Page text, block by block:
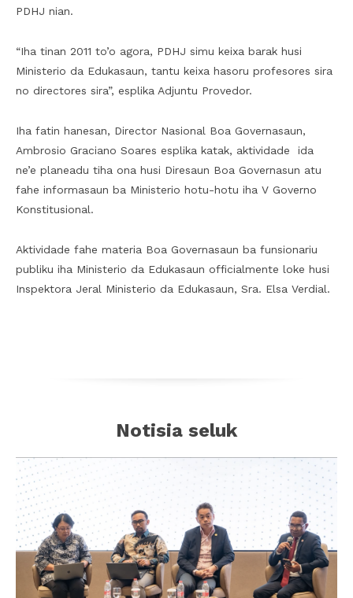
PDHJ nian.
“Iha tinan 2011 to’o agora, PDHJ simu keixa barak husi
Ministerio da Edukasaun, tantu keixa hasoru profesores sira
no directores sira”, esplika Adjuntu Provedor.
Iha fatin hanesan, Director Nasional Boa Governasaun,
Ambrosio Graciano Soares esplika katak, aktividade ida
ne’e planeadu tiha ona husi Diresaun Boa Governasun atu
fahe informasaun ba Ministerio hotu-hotu iha V Governo
Konstitusional.
Aktividade fahe materia Boa Governasaun ba funsionariu
publiku iha Ministerio da Edukasaun officialmente loke husi
Inspektora Jeral Ministerio da Edukasaun, Sra. Elsa Verdial.
Notisia seluk